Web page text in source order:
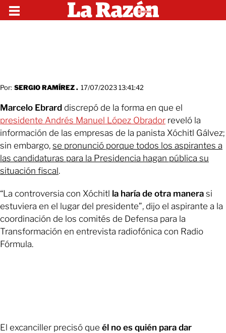
Por: SERGIO RAMÍREZ . 17/07/2023 13:41:42
Marcelo Ebrard discrepó de la forma en que el
presidente Andrés Manuel López Obrador reveló la
información de las empresas de la panista Xóchitl Gálvez;
sin embargo, se pronunció porque todos los aspirantes a
las candidaturas para la Presidencia hagan pública su
situación fiscal.
“La controversia con Xóchitl la haría de otra manera si
estuviera en el lugar del presidente”, dijo el aspirante a la
coordinación de los comités de Defensa para la
Transformación en entrevista radiofónica con Radio
Fórmula.
El excanciller precisó que él no es quién para dar